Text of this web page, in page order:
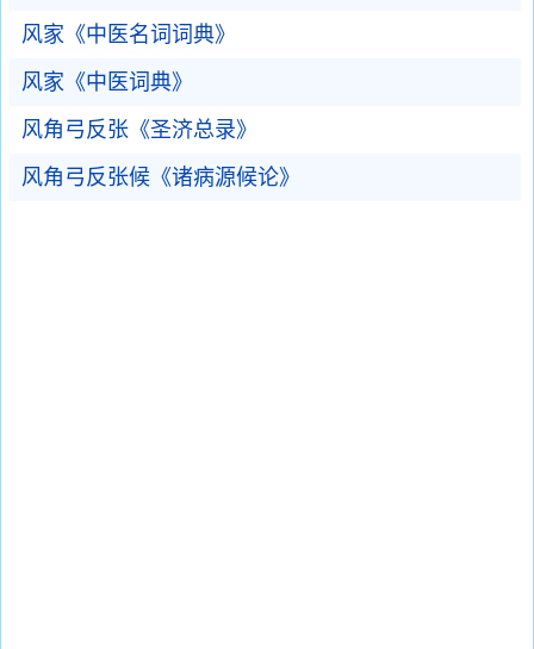
风家《中医名词词典》
风家《中医词典》
风角弓反张《圣济总录》
风角弓反张候《诸病源候论》